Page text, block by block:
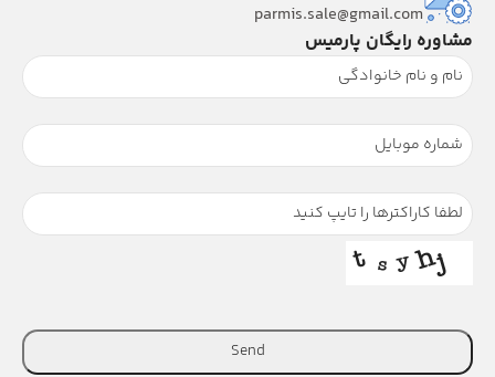
parmis.sale@gmail.com
مشاوره رایگان پارمیس
Send